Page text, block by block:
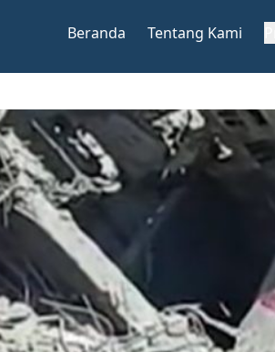
Beranda Tentang Kami